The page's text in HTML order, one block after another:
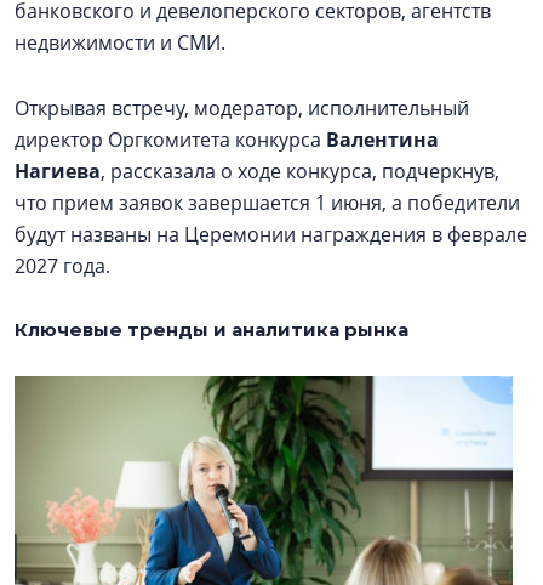
банковского и девелоперского секторов, агентств
недвижимости и СМИ.
Открывая встречу, модератор, исполнительный
директор Оргкомитета конкурса Валентина
Нагиева, рассказала о ходе конкурса, подчеркнув,
что прием заявок завершается 1 июня, а победители
будут названы на Церемонии награждения в феврале
2027 года.
Ключевые тренды и аналитика рынка